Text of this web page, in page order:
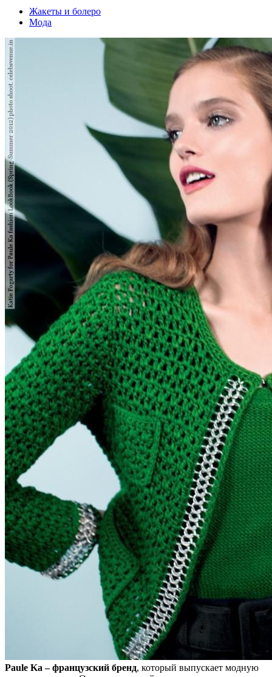
Жакеты и болеро
Мода
Paule Ka – французский бренд, который выпускает модную